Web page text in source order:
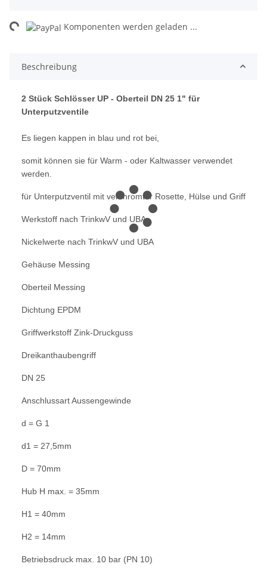
Komponenten werden geladen ...
Beschreibung
2 Stück Schlösser UP - Oberteil DN 25 1" für
Unterputzventile
Es liegen kappen in blau und rot bei,
somit können sie für Warm - oder Kaltwasser verwendet
werden.
für Unterputzventil mit verchromter Rosette, Hülse und Griff
Werkstoff nach TrinkwV und UBA
Nickelwerte nach TrinkwV und UBA
Gehäuse Messing
Oberteil Messing
Dichtung EPDM
Griffwerkstoff Zink-Druckguss
Dreikanthaubengriff
DN 25
Anschlussart Aussengewinde
d = G 1
d1 = 27,5mm
D = 70mm
Hub H max. = 35mm
H1 = 40mm
H2 = 14mm
Betriebsdruck max. 10 bar (PN 10)